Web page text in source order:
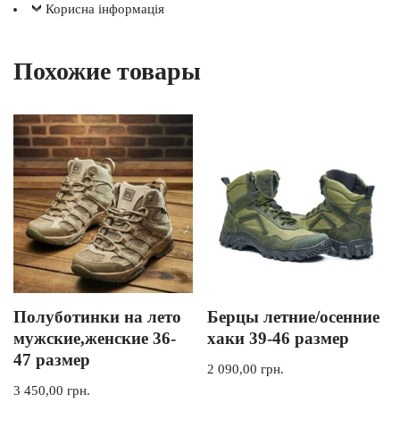
Корисна інформація
Похожие товары
Полуботинки на лето
мужские,женские 36-
47 размер
3 450,00 грн.
Берцы летние/осенние
хаки 39-46 размер
2 090,00грн.